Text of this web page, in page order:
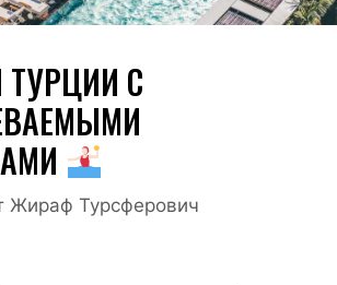
ТУРЦИИ С
Жираф Турсферович